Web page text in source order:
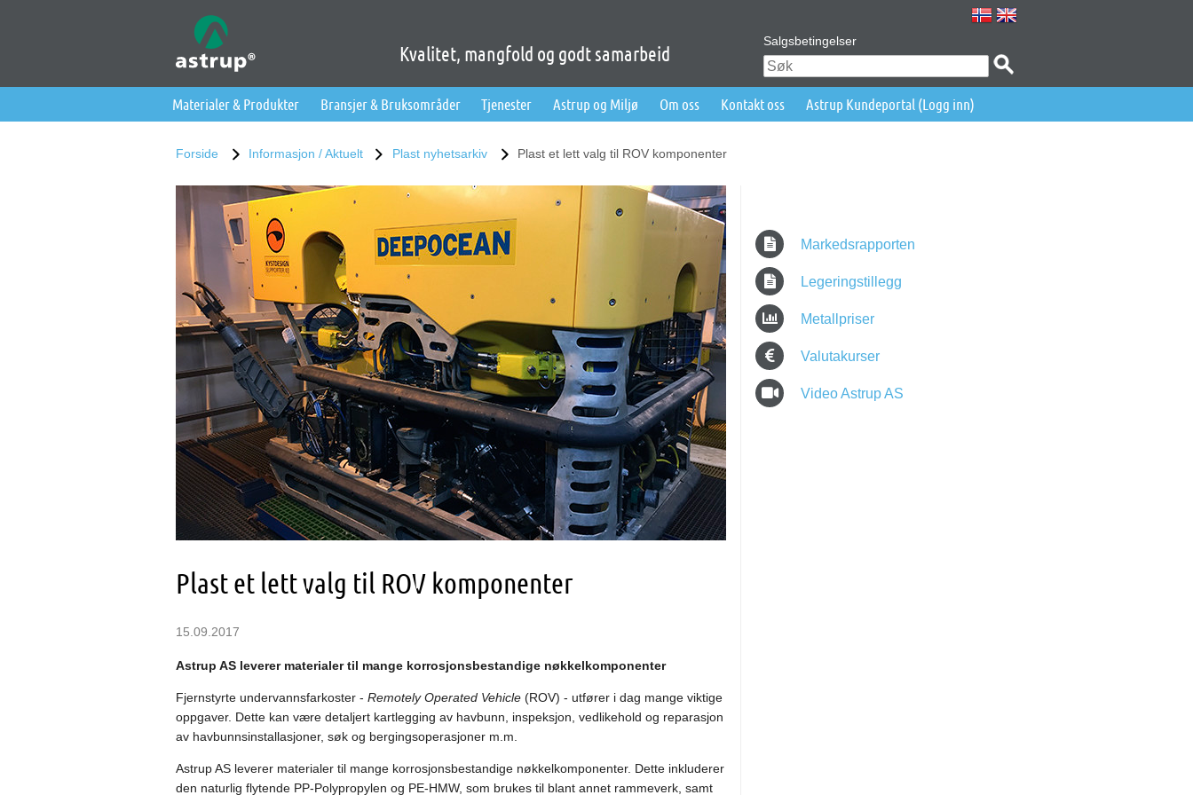
Kvalitet, mangfold og godt samarbeid
Salgsbetingelser
Materialer & Produkter Bransjer & Bruksområder Tjenester Astrup og Miljø Om oss Kontakt oss Astrup Kundeportal (Logg inn)
Forside Informasjon / Aktuelt Plast nyhetsarkiv Plast et lett valg til ROV komponenter
Plast et lett valg til ROV komponenter
15.09.2017
Astrup AS leverer materialer til mange korrosjonsbestandige nøkkelkomponenter
Fjernstyrte undervannsfarkoster - Remotely Operated Vehicle (ROV) - utfører i dag mange viktige
oppgaver. Dette kan være detaljert kartlegging av havbunn, inspeksjon, vedlikehold og reparasjon
av havbunnsinstallasjoner, søk og bergingsoperasjoner m.m.
Astrup AS leverer materialer til mange korrosjonsbestandige nøkkelkomponenter. Dette inkluderer
den naturlig flytende PP-Polypropylen og PE-HMW, som brukes til blant annet rammeverk, samt
Markedsrapporten
Legeringstillegg
Metallpriser
Valutakurser
Video Astrup AS